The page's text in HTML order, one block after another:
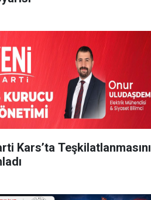
Kars’ta Teşkilatlanmasını